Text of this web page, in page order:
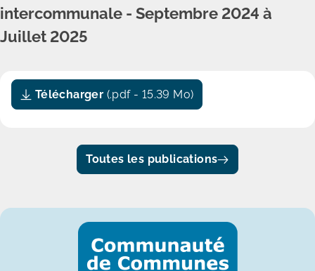
intercommunale - Septembre 2024 à
Juillet 2025
Télécharger (.pdf - 15.39 Mo)
Toutes les publications